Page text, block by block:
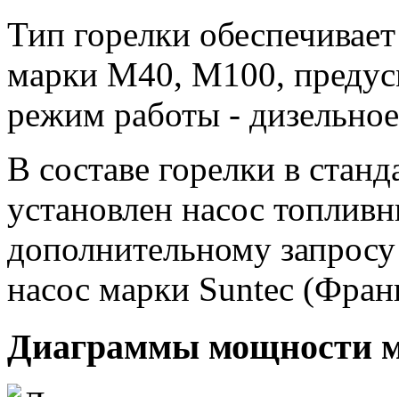
Тип горелки
марки М40, М100,
режим работы -
В составе горелки в
установлен насос
дополнительному
насос марки Suntec
Диаграммы мощности